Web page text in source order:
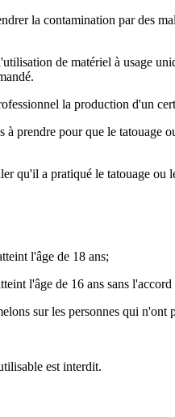
la contamination par des
de matériel à usage
la production d'un
prendre pour que le tatouage
qu'il a pratiqué le tatouage ou
l'âge de 18 ans;
l'âge de 16 ans sans
sur les personnes qui n'ont
est interdit.